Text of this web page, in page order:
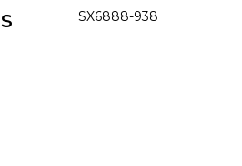
SX6888-938